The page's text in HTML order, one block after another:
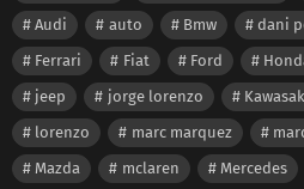
Audi
auto Bmw dani
Ferrari
Fiat Ford
jeep
jorge lorenzo
lorenzo
marc marquez
Mazda
mclaren Mercedes